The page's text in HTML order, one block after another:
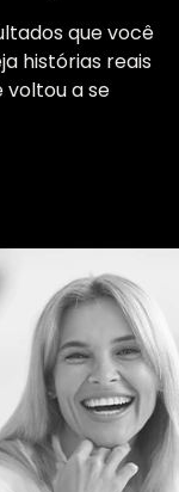
que você
histórias reais
voltou a se